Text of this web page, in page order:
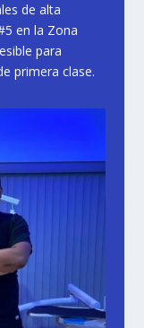
de alta
en la Zona
para
primera clase.